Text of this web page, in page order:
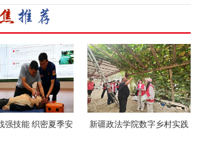
强技能 织密夏季安
新疆政法学院数字乡村实践